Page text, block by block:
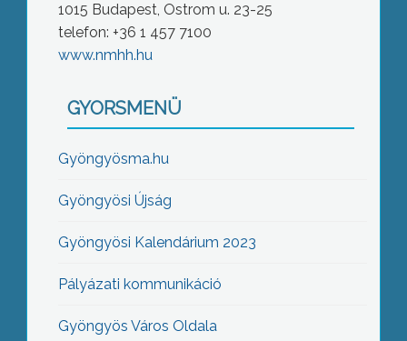
1015 Budapest, Ostrom u. 23-25
telefon: +36 1 457 7100
www.nmhh.hu
GYORSMENÜ
Gyöngyösma.hu
Gyöngyösi Újság
Gyöngyösi Kalendárium 2023
Pályázati kommunikáció
Gyöngyös Város Oldala